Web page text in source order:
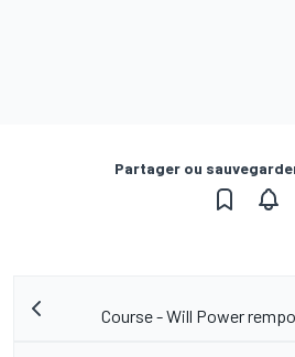
Partager ou
Course - Will Power